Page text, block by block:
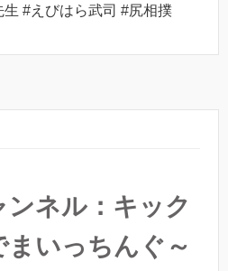
#えびはら武司 #尻相撲
ネル：キック
いっちんぐ～